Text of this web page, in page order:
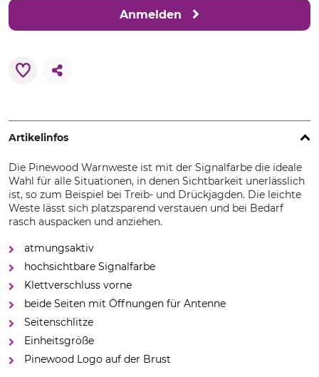
Anmelden
Artikelinfos
Die Pinewood Warnweste ist mit der Signalfarbe die ideale
Wahl für alle Situationen, in denen Sichtbarkeit unerlässlich
ist, so zum Beispiel bei Treib- und Drückjagden. Die leichte
Weste lässt sich platzsparend verstauen und bei Bedarf
rasch auspacken und anziehen.
atmungsaktiv
hochsichtbare Signalfarbe
Klettverschluss vorne
beide Seiten mit Öffnungen für Antenne
Seitenschlitze
Einheitsgröße
Pinewood Logo auf der Brust